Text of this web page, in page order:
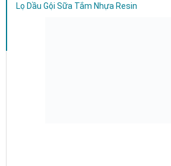
Lọ Dầu Gội Sữa Tắm Nhựa Resin